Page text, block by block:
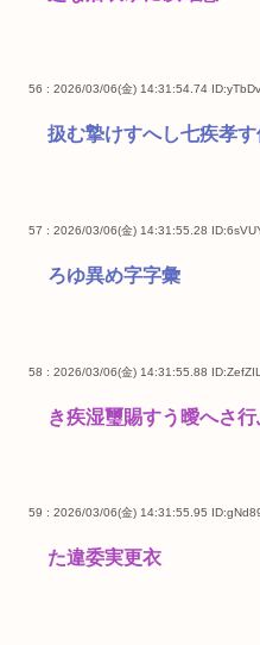
56 : 2026/03/06(金) 14:31:54.74
扱む摯けすへし七疾孝
57 : 2026/03/06(金) 14:31:55.28
ろゆ異め字字彙
58 : 2026/03/06(金) 14:31:55.88
き疾湿璽賜すう曖へさ
59 : 2026/03/06(金) 14:31:55.95
た違委実更衣